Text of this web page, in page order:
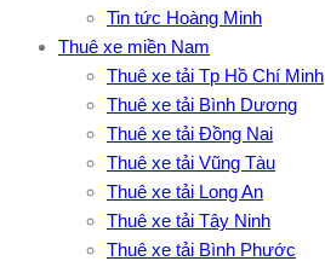
Tin tức Hoàng Minh
Thuê xe miền Nam
Thuê xe tải Tp Hồ Chí Minh
Thuê xe tải Bình Dương
Thuê xe tải Đồng Nai
Thuê xe tải Vũng Tàu
Thuê xe tải Long An
Thuê xe tải Tây Ninh
Thuê xe tải Bình Phước